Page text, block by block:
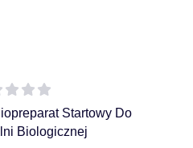
Startowy Do
Biologicznej